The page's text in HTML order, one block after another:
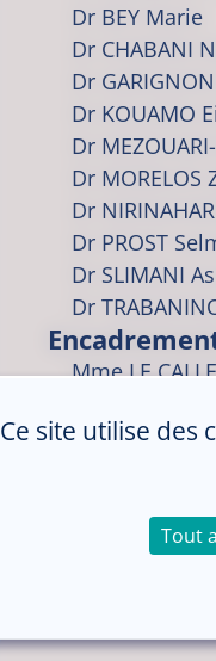
Dr BEY Marie
Dr CHABANI
Dr GARIGNON
Dr KOUAMO
Dr
Dr MORELOS
Dr
Dr PROST
Dr SLIMANI
Dr
Mme LE
Mme
Ce site utilise des
Tout